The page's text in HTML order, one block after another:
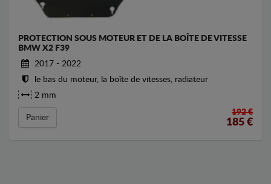
PROTECTION SOUS MOTEUR ET DE LA BOÎTE DE VITESSE
BMW X2 F39
2017 - 2022
le bas du moteur, la boîte de vitesses, radiateur
2 mm
Panier
192 €
185 €